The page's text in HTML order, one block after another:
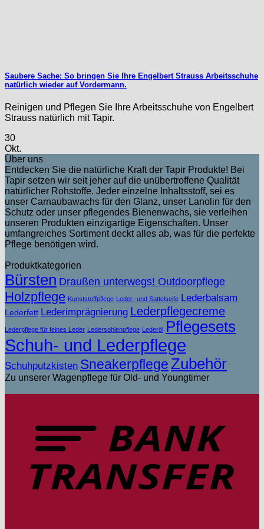
Saubere Sache: So bringen Sie Ihre Engelbert Strauss Arbeitsschuhe
natürlich wieder auf Vordermann.
Reinigen und Pflegen Sie Ihre Arbeitsschuhe von Engelbert
Strauss natürlich mit Tapir.
30
Okt.
Über uns
Entdecken Sie die natürliche Kraft der Tapir Produkte! Bei
Tapir setzen wir seit jeher auf die unübertroffene Qualität
natürlicher Rohstoffe. Jeder einzelne Inhaltsstoff, sei es
unser Carnaubawachs für den Glanz, unser Lanolin für den
Schutz oder unser pflegendes Bienenwachs, sie verleihen
unseren Produkten einzigartige Eigenschaften. Unser
umfangreiches Sortiment deckt alles ab, was für die perfekte
Pflege benötigen wird.
Produktkategorien
Bürsten Draußen unterwegs! Outdoorpflege
Holzpflege Kunststoffpflege Leder- und Sattelseife Lederbalsam
Lederfett Lederimprägnierung Lederpflegecreme
Lederpflege für feines Leder Ledersohlenpflege Lederöl Pflegesets
Schuh- und Lederpflege
Schuhputzkisten Sneakerpflege Zubehör
Zu unserer Wagenpflege für Old- und Youngtimer